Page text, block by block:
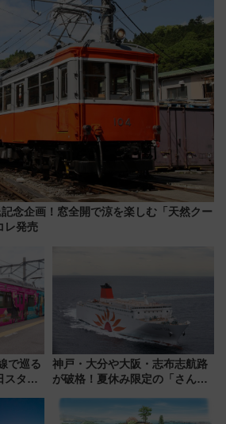
念企画！窓全開で涼を楽しむ「天然クー
レ発売
で巡る
スタン
ド
神戸・大分や大阪・志布志航路
が破格！夏休み限定の「さんふ
ート 夕朝食ビュッフェ付きで